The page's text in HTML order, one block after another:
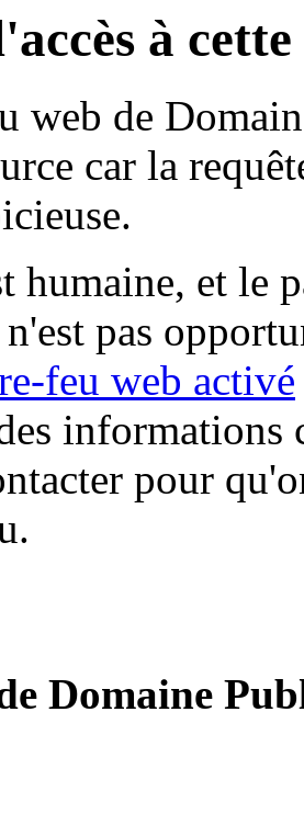
à
web de
car la
humaine, et le
pas
feu web activé
informations
pour
Domaine